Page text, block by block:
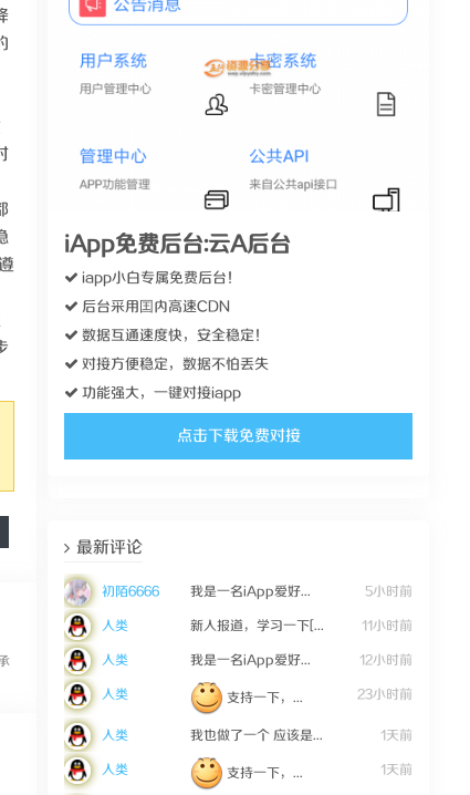
iApp免费后台:云A后台
iapp小白专属免费后台！
后台采用囯内高速CDN
数据互通速度快，安全稳定！
对接方便稳定，数据不怕丢失
功能强大，一键对接iapp
点击下载免费对接
最新评论
5小时前
初陌6666 我是一名iApp爱好...
11小时前
人类 新人报道，学习一下[...
12小时前
人类 我是一名iApp爱好...
23小时前
人类 支持一下，...
1天前
人类 我也做了一个 应该是...
1天前
人类 支持一下，...